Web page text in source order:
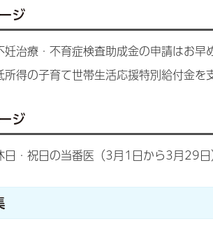
ジ
妊治療・不育症検査助成金の申請はお早
所得の子育て世帯生活応援特別給付金を
ジ
日・祝日の当番医（3月1日から3月29日